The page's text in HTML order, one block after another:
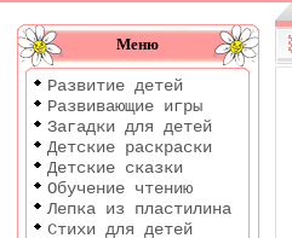
Развитие
детей
Меню
Развитие детей
Развивающие игры
Загадки для детей
Детские раскраски
Детские сказки
Обучение чтению
Лепка из пластилина
Стихи для детей